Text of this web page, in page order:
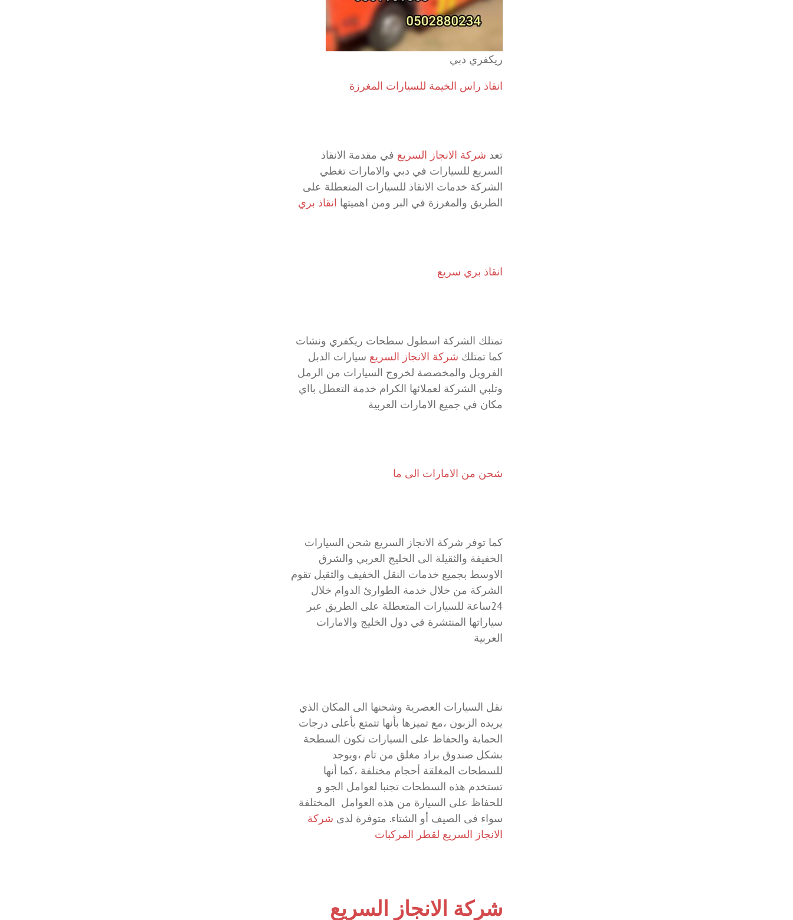
ريكفري دبي
انقاذ راس الخيمة للسيارات المغرزة
تعد شركة الانجاز السريع في مقدمة الانقاذ
السريع للسيارات في دبي والامارات تغطي
الشركة خدمات الانقاذ للسيارات المتعطلة على
الطريق والمغرزة في البر ومن اهميتها انقاذ بري
انقاذ بري سريع
تمتلك الشركة اسطول سطحات ريكفري ونشات
كما تمتلك شركة الانجاز السريع سيارات الدبل
الفرويل والمخصصة لخروج السيارات من الرمل
وتلبي الشركة لعملائها الكرام خدمة التعطل بااي
مكان في جميع الامارات العربية
شحن من الامارات الى ما
كما توفر شركة الانجاز السريع شحن السيارات
الخفيفة والثقيلة الى الخليج العربي والشرق
الاوسط بجميع خدمات النقل الخفيف والثقيل تقوم
الشركة من خلال خدمة الطوارئ الدوام خلال
24ساعة للسيارات المتعطلة على الطريق عبر
سياراتها المنتشرة في دول الخليج والامارات
العربية
نقل السيارات العصرية وشحنها الى المكان الذي
يريده الزبون ،مع تميزها بأنها تتمتع بأعلى درجات
الحماية والحفاظ على السيارات تكون السطحة
بشكل صندوق براد مغلق من تام ،ويوجد
للسطحات المغلقة أحجام مختلفة ،كما أنها
تستخدم هذه السطحات تجنبا لعوامل الجو و
للحفاظ على السيارة من هذه العوامل المختلفة
سواء فى الصيف أو الشتاء. متوفرة لدى شركة
الانجاز السريع لقطر المركبات
شركة الانجاز السريع